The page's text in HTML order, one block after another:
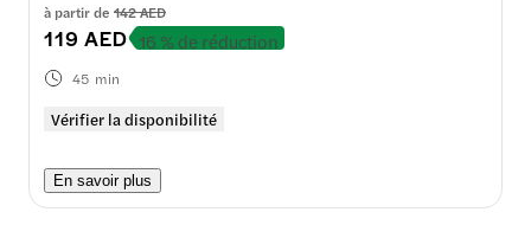
à partir de 142 AED
119 AED 16 % de réduction
Vérifier la disponibilité
45 min
En savoir plus